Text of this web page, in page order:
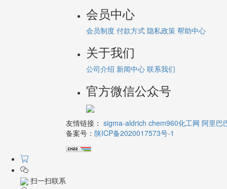
会员中心
会员制度 付款方式 隐私政策 帮助中心
关于我们
公司介绍 新闻中心 联系我们
官方微信公众号
友情链接： sigma-aldrich chem960化工网 阿里巴
备案号： 陕ICP备2020017573号-1
扫一扫联系